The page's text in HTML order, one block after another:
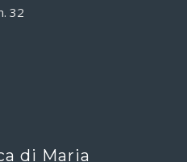
32
di Maria